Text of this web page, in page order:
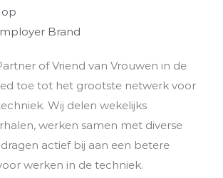
Brand
of Vriend van Vrouwen in de
toe tot het grootste netwerk voor
Wij delen wekelijks
werken samen met diverse
actief bij aan een betere
werken in de techniek.